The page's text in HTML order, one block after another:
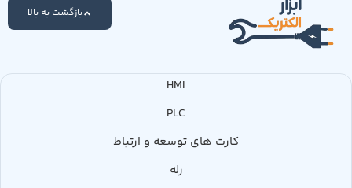
بازگشت به بالا
HMI
PLC
کارت های توسعه و ارتباط
رله